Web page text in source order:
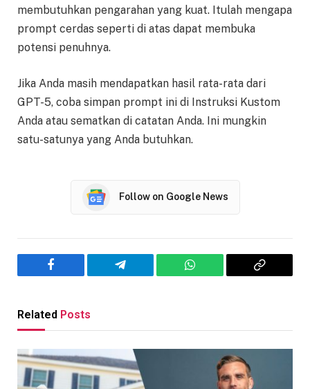
membutuhkan pengarahan yang kuat. Itulah mengapa
prompt cerdas seperti di atas dapat membuka
potensi penuhnya.
Jika Anda masih mendapatkan hasil rata-rata dari
GPT-5, coba simpan prompt ini di Instruksi Kustom
Anda atau sematkan di catatan Anda. Ini mungkin
satu-satunya yang Anda butuhkan.
Follow on Google News
Facebook Telegram WhatsApp
Copy
Related Posts